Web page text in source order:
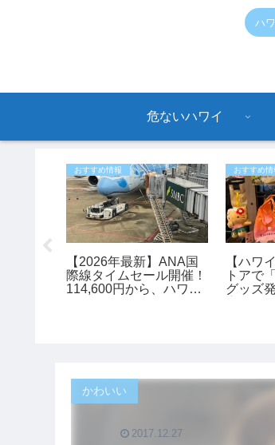
ハ
危ないハワイ
おすすめ情報
【2026年最新】ANA国
際線タイムセール開催！
114,600円から、ハワイ
おすすめ情
【ハワ
トアで
グッズ
かわいい
2017.12.27